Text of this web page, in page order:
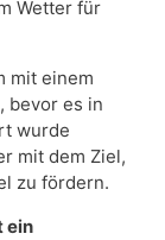
Wetter für
mit einem
, bevor es in
wurde
mit dem Ziel,
zu fördern.
ein